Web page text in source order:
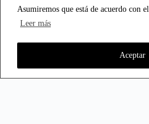
Asumiremos que está de acuerdo con
Leer más
Aceptar
Scalapay Política Privacidad
Copyright © 2021 all rights